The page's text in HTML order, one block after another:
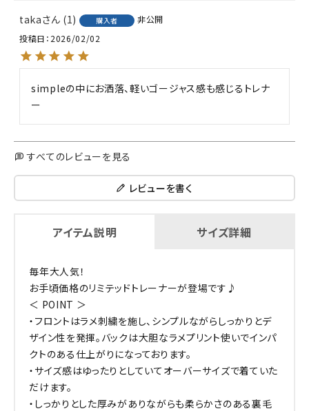
taka 1 購入者
非公開
投稿日 2026/02/02
simpleの中にお洒落、軽いゴージャス感も感じるトレナ
ー
すべてのレビューを見る
レビューを書く
アイテム説明 サイズ詳細
毎年大人気！
お手頃価格のリミテッドトレーナーが登場です♪
＜ POINT ＞
・フロントはラメ刺繍を施し、シンプルながらしっかりとデ
ザイン性を発揮。バックは大胆なラメプリント使いでインパ
クトのある仕上がりになっております。
・サイズ感はゆったりとしていてオーバーサイズで着ていた
だけます。
・しっかりとした厚みがありながらも柔らかさのある裏毛